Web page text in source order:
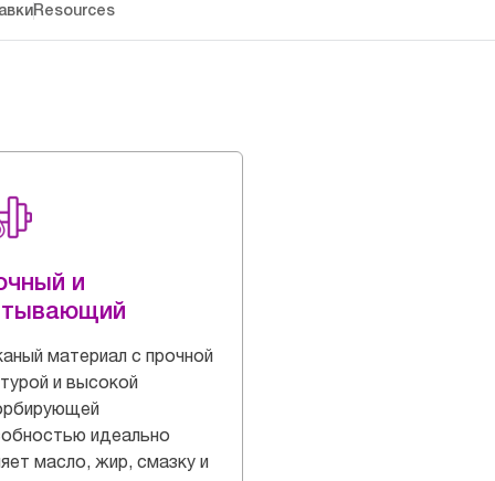
Resources
и
материал с прочной
и высокой
идеально
масло, жир, смазку и